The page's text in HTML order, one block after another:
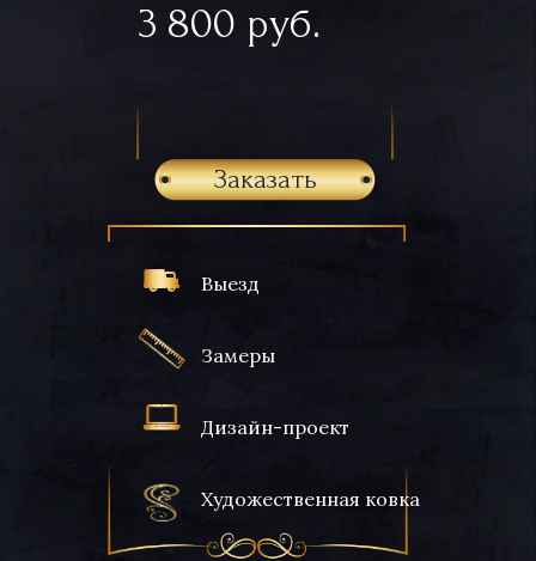
Выезд
Замеры
Дизайн-проект
Художественная ковка
3 800 руб.
Заказать